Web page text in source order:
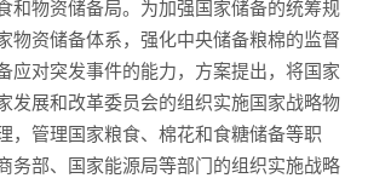
和物资储备局。为加强国家储备的统筹规
物资储备体系，强化中央储备粮棉的监督
应对突发事件的能力，方案提出，将国家
发展和改革委员会的组织实施国家战略物
，管理国家粮食、棉花和食糖储备等职
务部、国家能源局等部门的组织实施战略